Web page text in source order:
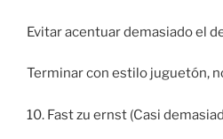
Evitar acentuar demasiado el
Terminar con estilo juguetón,
10. Fast zu ernst (Casi